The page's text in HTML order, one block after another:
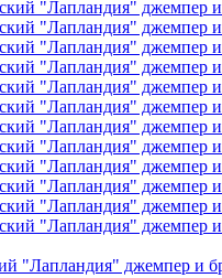
"Лапландия" джемпер и